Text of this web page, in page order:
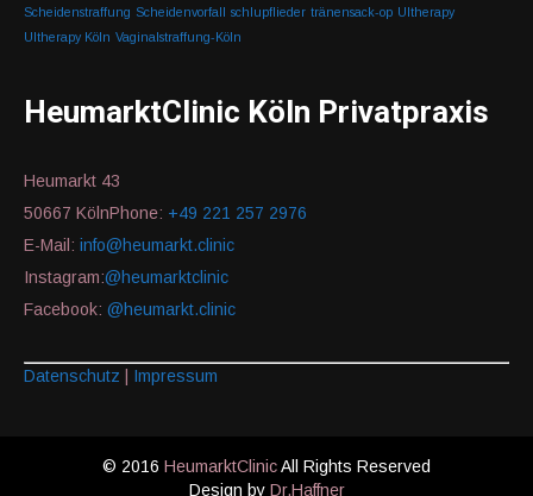
Scheidenstraffung Scheidenvorfall schlupflieder tränensack-op Ultherapy
Ultherapy Köln Vaginalstraffung-Köln
HeumarktClinic Köln Privatpraxis
Heumarkt 43
50667 KölnPhone: +49 221 257 2976
E-Mail: info@heumarkt.clinic
Instagram:@heumarktclinic
Facebook: @heumarkt.clinic
Datenschutz Impressum
© 2016 HeumarktClinicAll Rights Reserved
Design by Dr.Haffner